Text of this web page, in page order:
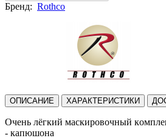
Бренд: Rothco
ОПИСАНИЕ ХАРАКТЕРИСТИКИ
Oчeнь лёгкий мaскирoвoчный
- капюшона